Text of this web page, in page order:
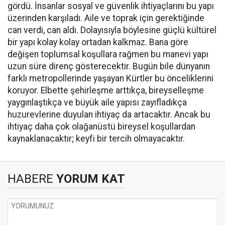
gördü. İnsanlar sosyal ve güvenlik ihtiyaçlarını bu yapı
üzerinden karşıladı. Aile ve toprak için gerektiğinde
can verdi, can aldı. Dolayısıyla böylesine güçlü kültürel
bir yapı kolay kolay ortadan kalkmaz. Bana göre
değişen toplumsal koşullara rağmen bu manevi yapı
uzun süre direnç gösterecektir. Bugün bile dünyanın
farklı metropollerinde yaşayan Kürtler bu önceliklerini
koruyor. Elbette şehirleşme arttıkça, bireyselleşme
yaygınlaştıkça ve büyük aile yapısı zayıfladıkça
huzurevlerine duyulan ihtiyaç da artacaktır. Ancak bu
ihtiyaç daha çok olağanüstü bireysel koşullardan
kaynaklanacaktır; keyfi bir tercih olmayacaktır.
HABERE YORUM KAT